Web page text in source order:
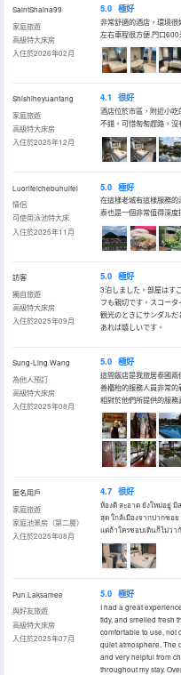
SaintShaina99
家庭旅遊
高級特大床房
入住於2026年02月
5.0 極好
非常舒適的酒店，環境
左右車程很方便.門口600
Shishiheyuanfang
家庭旅遊
高級特大床房
入住於2025年12月
4.1 很好
酒店位於市區，附近小
不錯。可惜匆匆趕路，沒
Luorifeichebuhuifei
情侶
可使用泳池特大床
入住於2025年11月
5.0 極好
在這樣老城有這樣服務
泰也是一個非常值得深度
訪客
獨自旅遊
高級特大床房
入住於2025年09月
5.0 極好
3泊しました。部屋はす
フも親切です。スコー
観光のときにサンダル
あれば嬉しいです。
Sung-Ling Wang
為他人預訂
高級特大床房
入住於2025年08月
5.0 極好
這間飯店是我旅居泰國
善櫃枱的服務人員非常
相對於他們所提供的服務
匿名用戶
家庭旅遊
家庭池景房（第二層）
入住於2025年08月
4.7 很好
ห้องดี สะอาด ยังใหม่อยู่
สุด ใกล้เมืองจากปากซอ
แต่ถ้าใครชอบเดินก็ไม่ว่า
Pun.Laksamee
與好友旅遊
高級特大床房
入住於2025年07月
5.0 極好
I had a great
tidy, and smelled fresh
comfortable to use, not
quiet atmosphere. The
and very helpful from
throughout my stay.